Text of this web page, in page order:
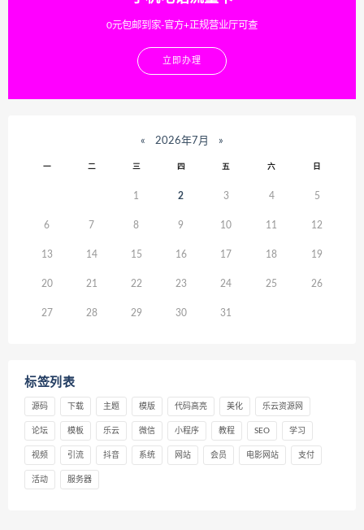
0元包邮到家-官方+正规营业厅可查
立即办理
« 2026年7月 »
一 二 三 四 五 六 日
1 2 3 4 5
6 7 8 9 10 11 12
13 14 15 16 17 18 19
20 21 22 23 24 25 26
27 28 29 30 31
标签列表
源码 下载 主题 模版 代码高亮 美化 乐云资源网
论坛 模板 乐云 微信 小程序 教程 SEO 学习
视频 引流 抖音 系统 网站 会员 电影网站 支付
活动 服务器